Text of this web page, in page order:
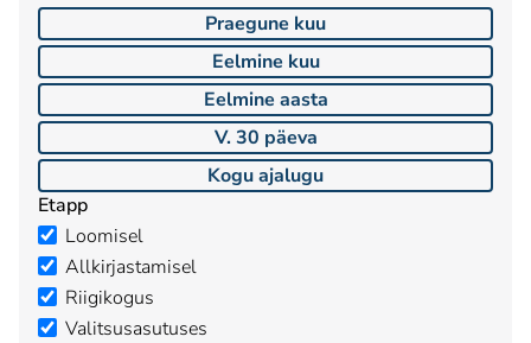
Praegune kuu
Eelmine kuu
Eelmine aasta
V. 30 päeva
Kogu ajalugu
Etapp
Loomisel
Allkirjastamisel
Riigikogus
Valitsusasutuses